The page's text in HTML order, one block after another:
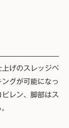
げのスレッジベ
グが可能になっ
レン、脚部はス